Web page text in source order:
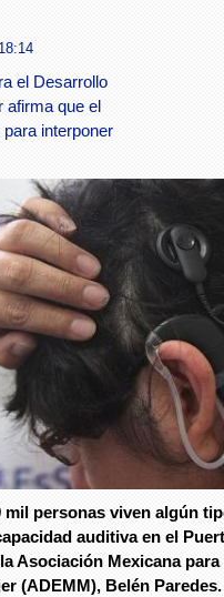
el Desarrollo
afirma que el
interponer
mil personas viven algún
auditiva en el
Asociación Mexicana
(ADEMM), Belén Paredes.